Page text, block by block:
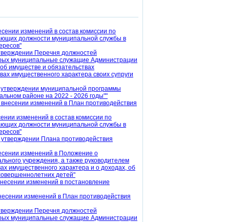
изменений в состав комиссии по
должности муниципальной службы в
Перечня должностей
муниципальные служащие Администрации
имуществе и обязательствах
имущественного характера своих супруги
муниципальной программы
районе на 2022 - 2026 годы""
изменений в План противодействия
изменений в состав комиссии по
должности муниципальной службы в
Плана противодействия
изменений в Положение о
учреждения, а также руководителем
имущественного характера и о доходах, об
детей"
изменений в постановление
изменений в План противодействия
Перечня должностей
муниципальные служащие Администрации